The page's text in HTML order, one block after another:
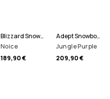
Blizzard Snowboardjacke Men
Noice
189,90 €
Adept Snowboardjacke Men
Jungle Purple
209,90 €